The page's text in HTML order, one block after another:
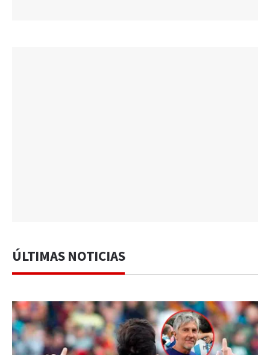
ÚLTIMAS NOTICIAS